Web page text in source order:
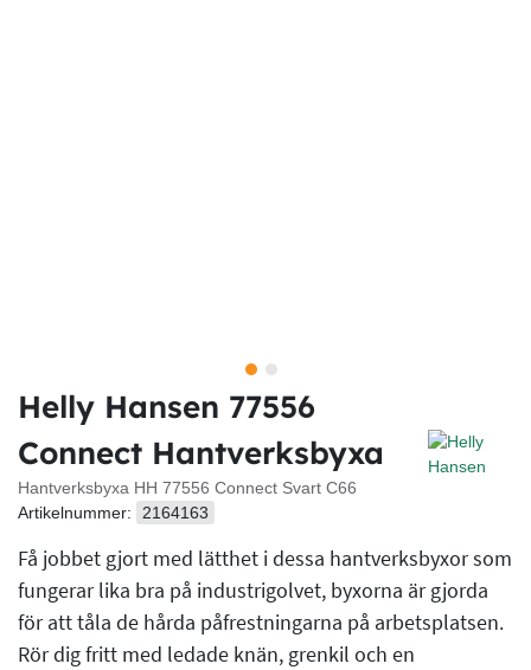
Helly Hansen 77556
Connect Hantverksbyxa
Hantverksbyxa HH 77556 Connect Svart C66
Artikelnummer:
2164163
Få jobbet gjort med lätthet i dessa hantverksbyxor som
fungerar lika bra på industrigolvet, byxorna är gjorda
för att tåla de hårda påfrestningarna på arbetsplatsen.
Rör dig fritt med ledade knän, grenkil och en